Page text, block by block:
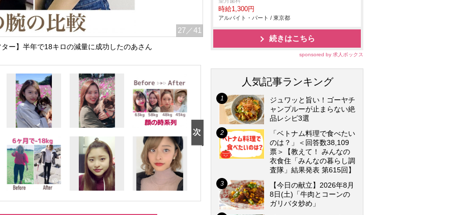
27 ／41
ー】半年で18キロの減量に成功したのあさん
時給1,300円
アルバイト・パート / 東京都
続きはこちら
sponsored by 求人ボックス
人気記事ランキング
ジュワッと旨い！ゴーヤチ
ャンプルーが止まらない絶
品レシピ3選
「ベトナム料理で食べたい
のは？」＜回答数38,109
票＞【教えて！ みんなの
衣食住「みんなの暮らし調
査隊」結果発表 第615回】
【今日の献立】2026年8月
8日(土)「牛肉とコーンの
ガリバタ炒め」